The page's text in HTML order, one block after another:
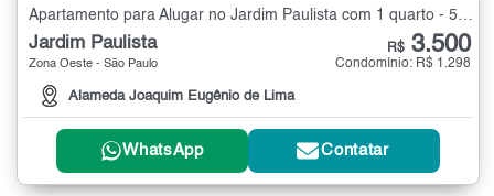
Jardim Paulista
Zona Oeste - São Paulo
Alameda Joaquim Eugênio de Lima
R$ 3.500
Condomínio: R$ 1.298
WhatsApp Contatar